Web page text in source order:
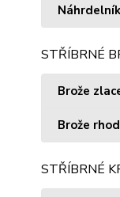
STŘÍBRNÉ
Brože
Brože
STŘÍBRNÉ